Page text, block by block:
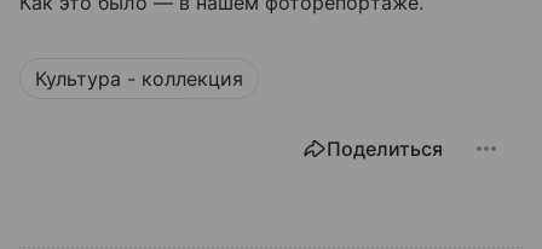
Культура - коллекция
Поделиться